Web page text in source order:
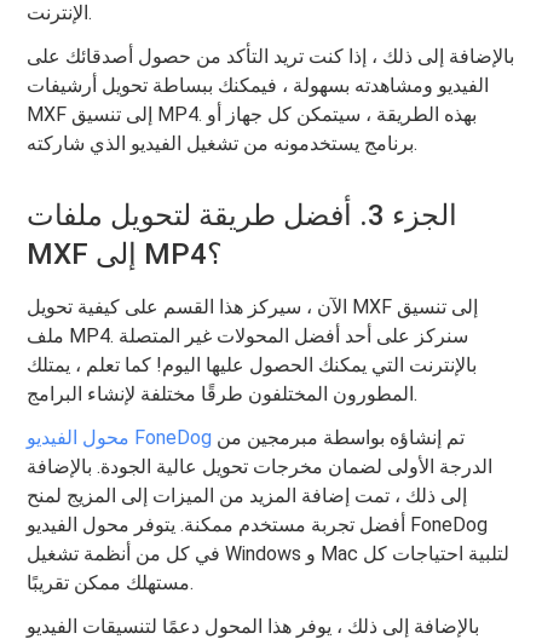
الإنترنت.
بالإضافة إلى ذلك ، إذا كنت تريد التأكد من حصول أصدقائك على
الفيديو ومشاهدته بسهولة ، فيمكنك ببساطة تحويل أرشيفات
MXF إلى تنسيق MP4. بهذه الطريقة ، سيتمكن كل جهاز أو
برنامج يستخدمونه من تشغيل الفيديو الذي شاركته.
الجزء 3. أفضل طريقة لتحويل ملفات
MXF إلى MP4؟
الآن ، سيركز هذا القسم على كيفية تحويل MXF إلى تنسيق
ملف MP4. سنركز على أحد أفضل المحولات غير المتصلة
بالإنترنت التي يمكنك الحصول عليها اليوم! كما تعلم ، يمتلك
المطورون المختلفون طرقًا مختلفة لإنشاء البرامج.
محول الفيديو FoneDog
الدرجة الأولى لضمان مخرجات تحويل عالية الجودة. بالإضافة
إلى ذلك ، تمت إضافة المزيد من الميزات إلى المزيج لمنح
أفضل تجربة مستخدم ممكنة. يتوفر محول الفيديو FoneDog
في كل من أنظمة تشغيل Windows و Mac لتلبية احتياجات كل
مستهلك ممكن تقريبًا.
بالإضافة إلى ذلك ، يوفر هذا المحول دعمًا لتنسيقات الفيديو